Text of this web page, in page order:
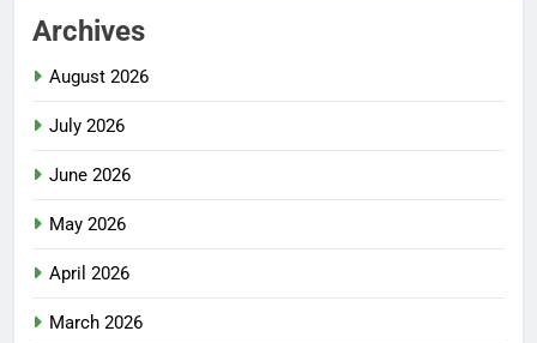
Archives
August 2026
July 2026
June 2026
May 2026
April 2026
March 2026